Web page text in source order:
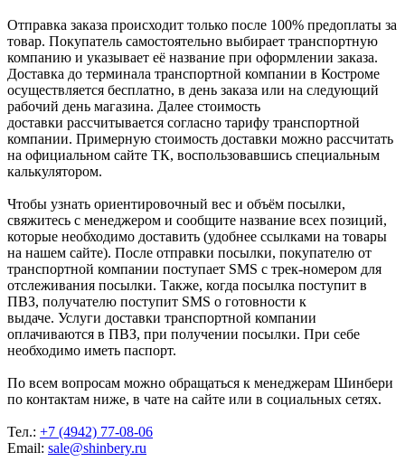
Отправка заказа происходит только после 100% предоплаты за
товар. Покупатель самостоятельно выбирает транспортную
компанию и указывает её название при оформлении заказа.
Доставка до терминала транспортной компании в Костроме
осуществляется бесплатно, в день заказа или на следующий
рабочий день магазина. Далее стоимость
доставки рассчитывается согласно тарифу транспортной
компании. Примерную стоимость доставки можно рассчитать
на официальном сайте ТК, воспользовавшись специальным
калькулятором.
Чтобы узнать ориентировочный вес и объём посылки,
свяжитесь с менеджером и сообщите название всех позиций,
которые необходимо доставить (удобнее ссылками на товары
на нашем сайте). После отправки посылки, покупателю от
транспортной компании поступает SMS с трек-номером для
отслеживания посылки. Также, когда посылка поступит в
ПВЗ, получателю поступит SMS о готовности к
выдаче. Услуги доставки транспортной компании
оплачиваются в ПВЗ, при получении посылки. При себе
необходимо иметь паспорт.
По всем вопросам можно обращаться к менеджерам Шинбери
по контактам ниже, в чате на сайте или в социальных сетях.
Тел.: +7 (4942) 77-08-06
Email: sale@shinbery.ru